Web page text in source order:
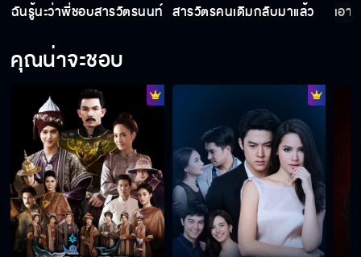
ไอ้ชาติชั่ว…นี่มึงขู่กูเหรอ
ถ้ามึงแน่จริงก็เข้ามา
ผมจะหาทางช่วยคุณเอง
จะอยู่เคียงข้างคุณจนวินาทีสุดท้าย
ฉันรู้นะว่าพี่ชอบสารวัตรนนท์ สารวัตรคนเดิมกลับมาแล้ว เอา
คุณน่าจะชอบ